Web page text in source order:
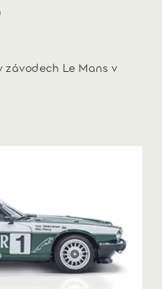
závodech Le Mans v